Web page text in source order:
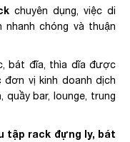
chuyên dụng, việc di
chóng và thuận
bát đĩa, thìa dĩa được
vị kinh doanh dịch
quầy bar, lounge, trung
tập rack đựng ly, bát